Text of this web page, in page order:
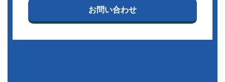
お問い合わせ